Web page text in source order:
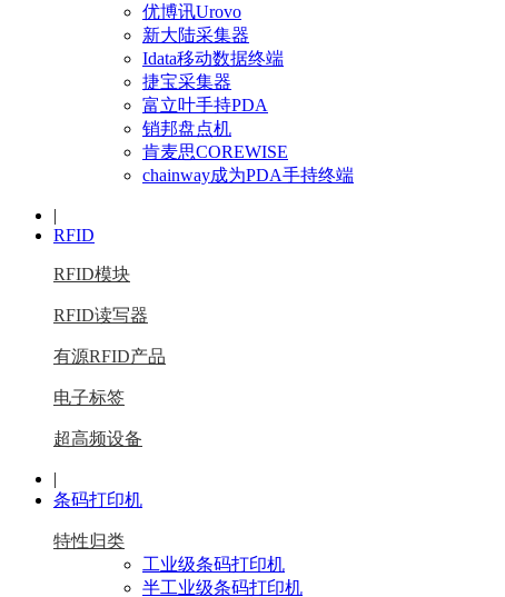
优博讯Urovo
新大陆采集器
Idata移动数据终端
捷宝采集器
富立叶手持PDA
销邦盘点机
肯麦思COREWISE
chainway成为PDA手持终端
|
RFID
RFID模块
RFID读写器
有源RFID产品
电子标签
超高频设备
|
条码打印机
特性归类
工业级条码打印机
半工业级条码打印机